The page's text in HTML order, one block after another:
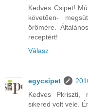
Kedves Csipet!
követően-
örömére.
receptért!
Válasz
egycsipet
Kedves Pkriszti,
sikered volt vele.